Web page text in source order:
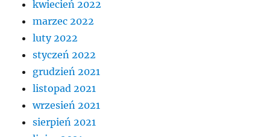
kwiecień 2022
marzec 2022
luty 2022
styczeń 2022
grudzień 2021
listopad 2021
wrzesień 2021
sierpień 2021